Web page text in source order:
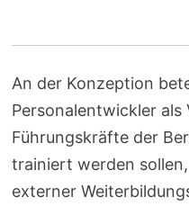
An der Konzeption
Personalentwickler
Führungskräfte der
trainiert werden
externer